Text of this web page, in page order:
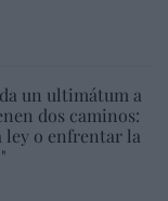
un ultimátum a
dos caminos:
ley o enfrentar la